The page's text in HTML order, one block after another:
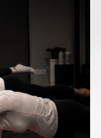
de gravedad,
y
pélvico,
vertebral